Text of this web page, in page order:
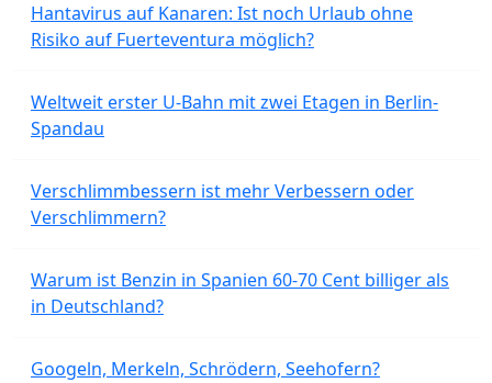
Hantavirus auf Kanaren: Ist noch Urlaub ohne
Risiko auf Fuerteventura möglich?
Weltweit erster U-Bahn mit zwei Etagen in Berlin-
Spandau
Verschlimmbessern ist mehr Verbessern oder
Verschlimmern?
Warum ist Benzin in Spanien 60-70 Cent billiger als
in Deutschland?
Googeln, Merkeln, Schrödern, Seehofern?